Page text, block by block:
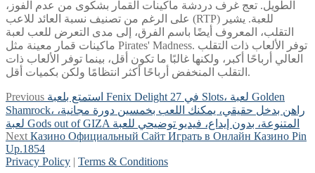
الطويل. تعج غرف دردشة ماكينات القمار بشكوى من عدم الفوز،
على الرغم من تصنيف نسبة العائد للاعب (RTP) للعبة. يشير
التقلب، المعروف أيضًا باسم الفرق، إلى مدى التعرض للعب لعبة
ماكينات قمار معينة مثل Pirates' Madness. توفر الألعاب ذات التقلب
العالي أرباحًا أكبر، ولكنها غالبًا ما تكون أقل، بينما توفر الألعاب ذات
التقلب المنخفض أرباحًا أكثر انتظامًا ولكن بكميات أقل.
Post
navigation
Previous Previous
post:
استمتع بلعبة Fenix ​​Delight في 27 Slots، لعبة Golden
Shamrock، راهن بدخل حقيقي، يمكنك اللعب بخمسين دورة مجانية،
لعبة Gods out of GIZA المتنوعة، بدون إيداع، فيديو توضيحي للعبة
Next Next
post:
Казино Официальный Сайт Играть в Онлайн Казино Pin
Up.1854
Privacy Policy | Terms & Conditions